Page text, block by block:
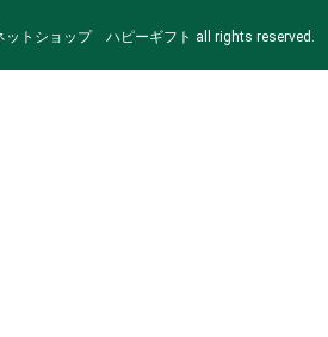
トショップ ハピーギフト all rights reserved.